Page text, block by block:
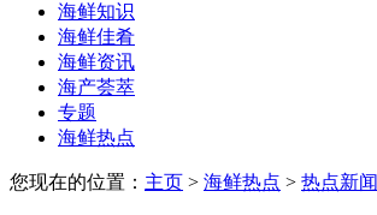
海鲜知识
海鲜佳肴
海鲜资讯
海产荟萃
专题
海鲜热点
您现在的位置： 主页 > 海鲜热点 > 热点新闻